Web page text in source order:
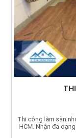
Thi công làm sàn
HCM. Nhận đa